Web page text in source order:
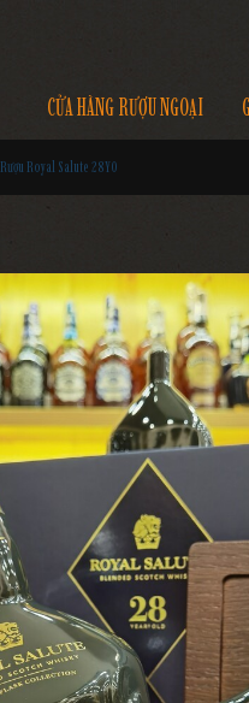
CỬA HÀNG RƯỢU NGOẠI
Rượu Royal Salute 28YO